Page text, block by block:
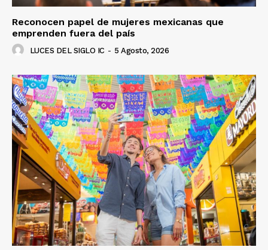
Reconocen papel de mujeres mexicanas que
emprenden fuera del país
LUCES DEL SIGLO IC - 5 Agosto, 2026